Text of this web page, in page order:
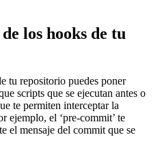
los hooks de tu
tu repositorio puedes poner
scripts que se ejecutan antes o
te permiten interceptar la
ejemplo, el ‘pre-commit’ te
el mensaje del commit que se